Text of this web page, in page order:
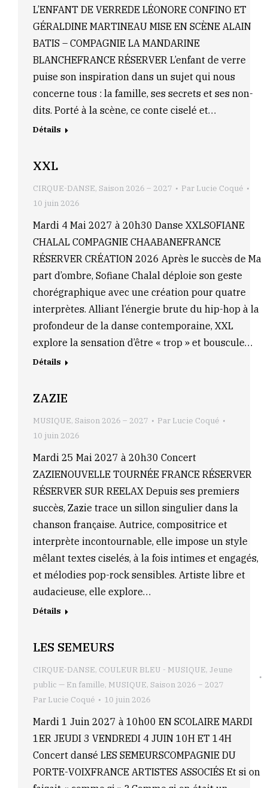
L’ENFANT DE VERREDE LÉONORE CONFINO ET
GÉRALDINE MARTINEAU MISE EN SCÈNE ALAIN
BATIS – COMPAGNIE LA MANDARINE
BLANCHEFRANCE RÉSERVER L’enfant de verre
puise son inspiration dans un sujet qui nous
concerne tous : la famille, ses secrets et ses non-
dits. Porté à la scène, ce conte ciselé et…
Détails
XXL
CIRQUE-DANSE, Saison 2026 – 2027 Par Lucie Coqué
10 juin 2026
Mardi 4 Mai 2027 à 20h30 Danse XXLSOFIANE
CHALAL COMPAGNIE CHAABANEFRANCE
RÉSERVER CRÉATION 2026 Après le succès de Ma
part d’ombre, Sofiane Chalal déploie son geste
chorégraphique avec une création pour quatre
interprètes. Alliant l’énergie brute du hip-hop à la
profondeur de la danse contemporaine, XXL
explore la sensation d’être « trop » et bouscule…
Détails
ZAZIE
MUSIQUE, Saison 2026 – 2027 Par Lucie Coqué
10 juin 2026
Mardi 25 Mai 2027 à 20h30 Concert
ZAZIENOUVELLE TOURNÉE FRANCE RÉSERVER
RÉSERVER SUR REELAX Depuis ses premiers
succès, Zazie trace un sillon singulier dans la
chanson française. Autrice, compositrice et
interprète incontournable, elle impose un style
mêlant textes ciselés, à la fois intimes et engagés,
et mélodies pop-rock sensibles. Artiste libre et
audacieuse, elle explore…
Détails
LES SEMEURS
CIRQUE-DANSE, COULEUR BLEU - MUSIQUE, Jeune
public — En famille, MUSIQUE, Saison 2026 – 2027
Par Lucie Coqué 10 juin 2026
Mardi 1 Juin 2027 à 10h00 EN SCOLAIRE MARDI
1ER JEUDI 3 VENDREDI 4 JUIN 10H ET 14H
Concert dansé LES SEMEURSCOMPAGNIE DU
PORTE-VOIXFRANCE ARTISTES ASSOCIÉS Et si on